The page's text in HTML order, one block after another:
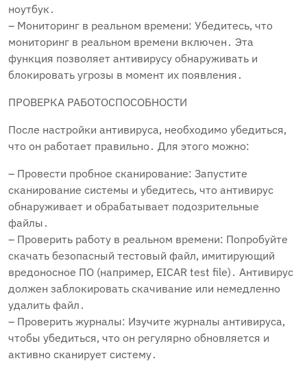
ноутбук․
– Мониторинг в реальном времени: Убедитесь‚ что
мониторинг в реальном времени включен․ Эта
функция позволяет антивирусу обнаруживать и
блокировать угрозы в момент их появления․
ПРОВЕРКА РАБОТОСПОСОБНОСТИ
После настройки антивируса‚ необходимо убедиться‚
что он работает правильно․ Для этого можно:
– Провести пробное сканирование: Запустите
сканирование системы и убедитесь‚ что антивирус
обнаруживает и обрабатывает подозрительные
файлы․
– Проверить работу в реальном времени: Попробуйте
скачать безопасный тестовый файл‚ имитирующий
вредоносное ПО (например‚ EICAR test file)․ Антивирус
должен заблокировать скачивание или немедленно
удалить файл․
– Проверить журналы: Изучите журналы антивируса‚
чтобы убедиться‚ что он регулярно обновляется и
активно сканирует систему․